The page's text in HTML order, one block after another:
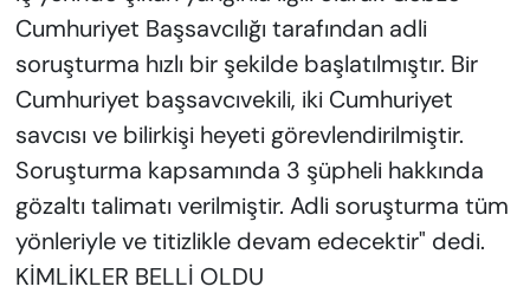
Cumhuriyet Başsavcılığı tarafından adli
soruşturma hızlı bir şekilde başlatılmıştır. Bir
Cumhuriyet başsavcıvekili, iki Cumhuriyet
savcısı ve bilirkişi heyeti görevlendirilmiştir.
Soruşturma kapsamında 3 şüpheli hakkında
gözaltı talimatı verilmiştir. Adli soruşturma tüm
yönleriyle ve titizlikle devam edecektir" dedi.
KİMLİKLER BELLİ OLDU